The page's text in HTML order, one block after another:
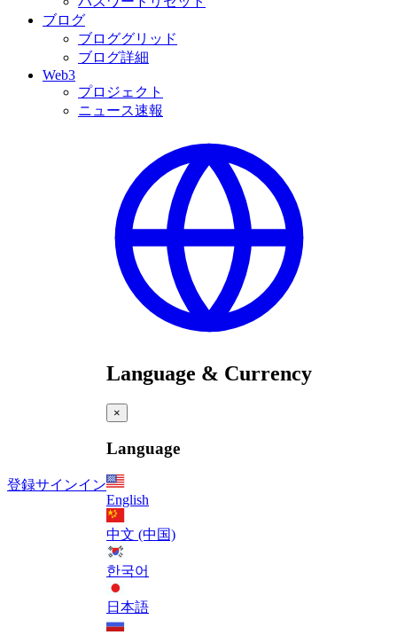
ブログ
ブロググリッド
ブログ詳細
Web3
プロジェクト
ニュース速報
登録サインイン
Language & Currency
×
Language
English
中文 (中国)
한국어
日本語